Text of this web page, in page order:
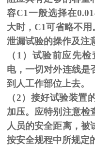
容C1一般选择在
大时，C1可省略不用
泄漏试验的操作及注
（1）试验前应先
电，一切对外连线是
到人工作部位上去。
（2）接好试验装置
加压。应特别注意检
人员的安全距离，被
按安全规程中所规定